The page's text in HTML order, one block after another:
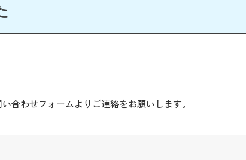
合わせフォームよりご連絡をお願いします。